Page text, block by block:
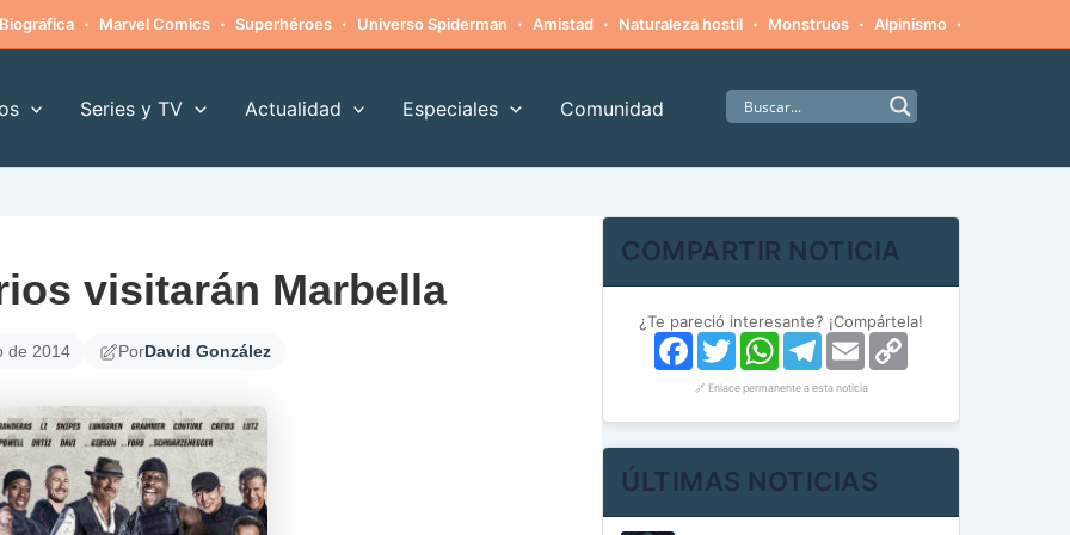
Biográfica · Marvel Comics · Superhéroes · Universo Spiderman · Amistad · Naturaleza hostil · Monstruos · Alpinismo ·
Series y TV Actualidad Especiales Comunidad
visitarán Marbella
de 2014 PorDavid González
COMPARTIR NOTICIA
¿Te pareció interesante? ¡Compártela!
Facebook
TwitterWhatsApp
Telegram
Email
🔗 Enlace permanente a esta noticia
ÚLTIMAS NOTICIAS